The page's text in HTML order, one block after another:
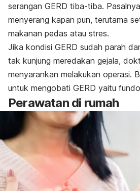
serangan GERD tiba-tiba.
menyerang kapan pun, terutama
makanan pedas atau stres.
Jika kondisi GERD sudah parah
tak kunjung meredakan gejala,
menyarankan melakukan operasi.
untuk mengobati GERD yaitu
Perawatan di rumah